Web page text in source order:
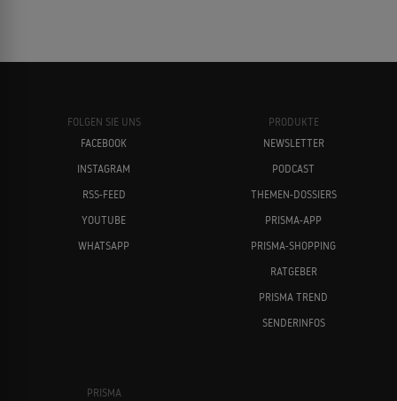
FOLGEN SIE UNS
FACEBOOK
INSTAGRAM
RSS-FEED
YOUTUBE
WHATSAPP
PRODUKTE
NEWSLETTER
PODCAST
THEMEN-DOSSIERS
PRISMA-APP
PRISMA-SHOPPING
RATGEBER
PRISMA TREND
SENDERINFOS
PRISMA